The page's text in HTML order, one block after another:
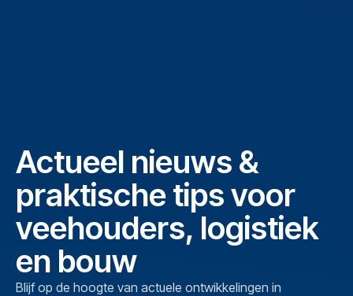
Actueel nieuws &
praktische tips voor
veehouders, logistiek
en bouw
Blijf op de hoogte van actuele ontwikkelingen in